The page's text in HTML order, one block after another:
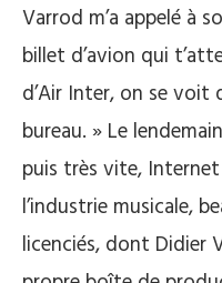
Varrod m’a appelé à
billet d’avion qui
d’Air Inter, on se voit
bureau. » Le
puis très vite,
l’industrie musicale,
licenciés, dont Didier